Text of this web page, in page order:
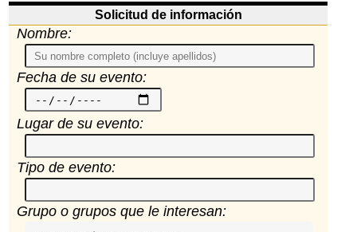
Solicitud de información
Nombre:
Fecha de su evento:
Lugar de su evento:
Tipo de evento:
Grupo o grupos que le interesan: